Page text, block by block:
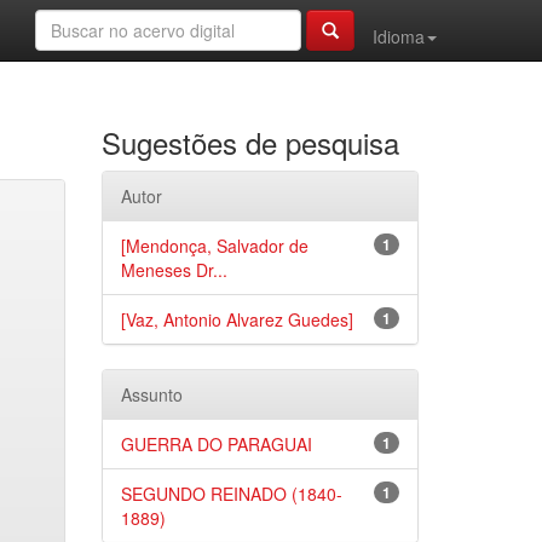
Idioma
Sugestões de pesquisa
Autor
1
[Mendonça, Salvador de
Meneses Dr...
1
[Vaz, Antonio Alvarez Guedes]
Assunto
1
GUERRA DO PARAGUAI
1
SEGUNDO REINADO (1840-
1889)